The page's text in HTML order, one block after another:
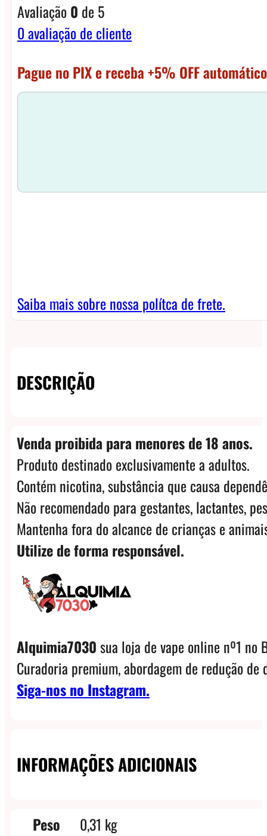
Avaliação0 de 5
0avaliação de cliente
Pague no PIX e receba +5% OFF
Saiba mais sobre nossa polítca de frete.
DESCRIÇÃO
Venda proibida para menores de 18 anos.
Produto destinado exclusivamente a adultos.
Contém nicotina, substância que causa
Não recomendado para gestantes, lactantes,
Mantenha fora do alcance de crianças e
Utilize de forma responsável.
Alquimia7030sua loja de vape online nº1 no
Curadoria premium, abordagem de redução
Siga-nos no Instagram.
INFORMAÇÕES ADICIONAIS
Peso
0,31 kg